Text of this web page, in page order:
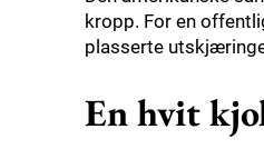
kropp. For en
plasserte
En hvit